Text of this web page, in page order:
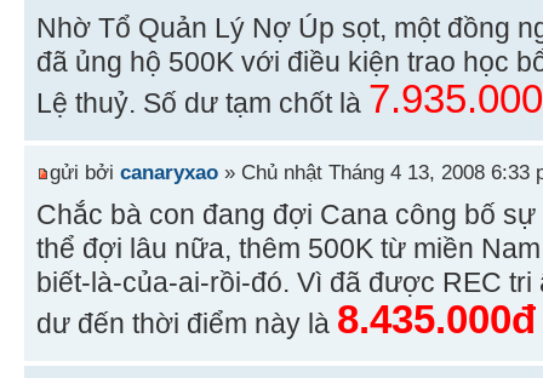
Nhờ Tổ Quản Lý Nợ Úp sọt, một đồng
đã ủng hộ 500K với điều kiện trao học
Lệ thuỷ. Số dư tạm chốt là
gửi bởi canaryxao » Chủ nhật Tháng 4 13, 2008 6:33
Chắc bà con đang đợi Cana công bố
thể đợi lâu nữa, thêm 500K từ miền
biết-là-của-ai-rồi-đó. Vì đã được REC tri
dư đến thời điểm này là 8.435.000đ